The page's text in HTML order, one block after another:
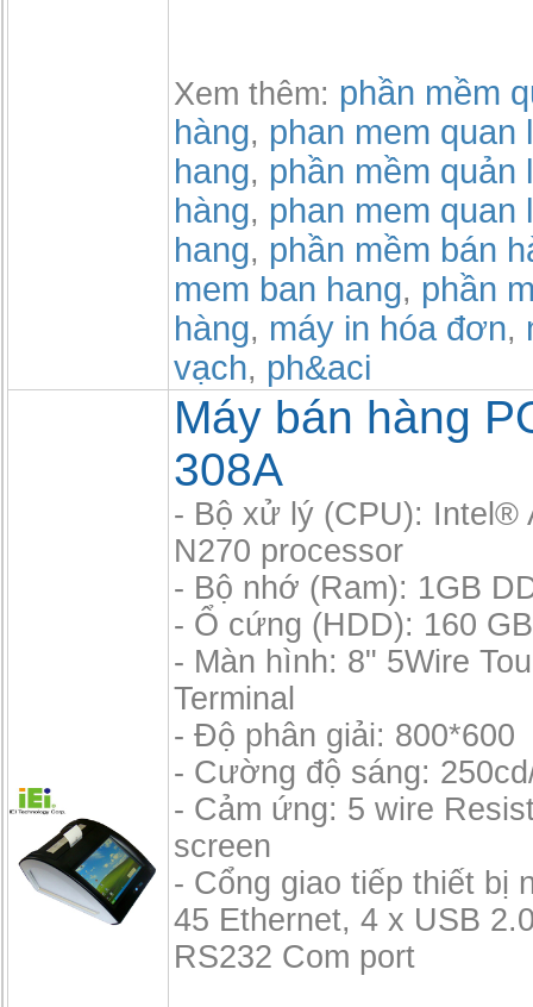
Xem thêm: phần mềm
hàng, phan mem quan
hang, phần mềm quản
hàng, phan mem quan
hang, phần mềm bán
mem ban hang, phần
hàng, máy in hóa đơn,
vạch, ph&aci
Máy bán hàng
308A
- Bộ xử lý (CPU):
N270 processor
- Bộ nhớ (Ram): 1GB
- Ổ cứng (HDD): 160
- Màn hình: 8" 5Wire
Terminal
- Độ phân giải: 800*600
- Cường độ sáng:
- Cảm ứng: 5 wire
screen
- Cổng giao tiếp thiết bị
45 Ethernet, 4 x USB
RS232 Com port